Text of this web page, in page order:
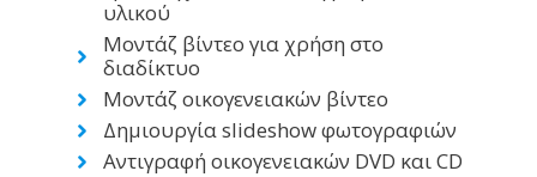
υλικού
Μοντάζ βίντεο για χρήση στο
διαδίκτυο
Μοντάζ οικογενειακών βίντεο
Δημιουργία slideshow φωτογραφιών
Αντιγραφή οικογενειακών DVD και CD